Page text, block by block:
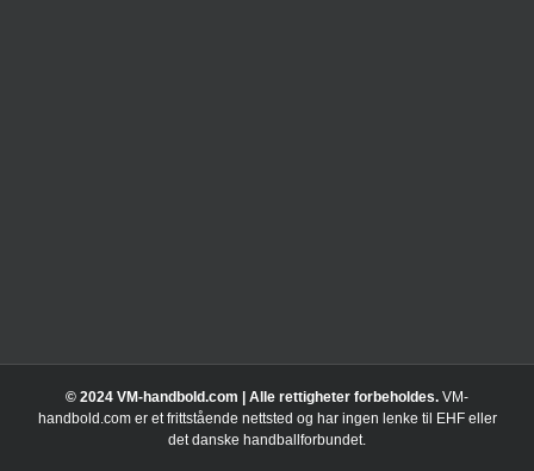
© 2024 VM-handbold.com | Alle rettigheter forbeholdes. VM-
handbold.com er et frittstående nettsted og har ingen lenke til EHF eller
det danske handballforbundet.